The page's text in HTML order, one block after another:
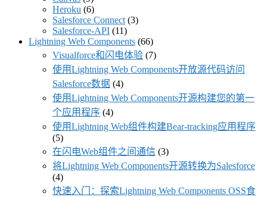
Heroku (6)
Salesforce Connect(3)
Salesforce-API (11)
Lightning Web Components (66)
Visualforce和闪电体验 (7)
使用Lightning Web Components开放源代码访问
Salesforce数据 (4)
使用Lightning Web Components开源构建您的第一
个应用程序 (4)
使用Lightning Web组件构建Bear-tracking应用程序
(5)
在闪电Web组件之间通信 (3)
将Lightning Web Components开源转换为Salesforce
(4)
快速入门：探索Lightning Web Components OSS食